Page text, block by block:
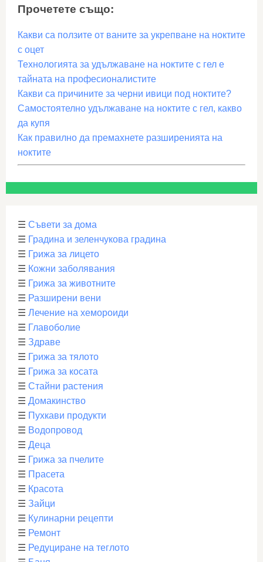
Прочетете също:
Какви са ползите от ваните за укрепване на ноктите
с оцет
Технологията за удължаване на ноктите с гел е
тайната на професионалистите
Какви са причините за черни ивици под ноктите?
Самостоятелно удължаване на ноктите с гел, какво
да купя
Как правилно да премахнете разширенията на
ноктите
☰ Съвети за дома
☰ Градина и зеленчукова градина
☰ Грижа за лицето
☰ Кожни заболявания
☰ Грижа за животните
☰ Разширени вени
☰ Лечение на хемороиди
☰ Главоболие
☰ Здраве
☰ Грижа за тялото
☰ Грижа за косата
☰ Стайни растения
☰ Домакинство
☰ Пухкави продукти
☰ Водопровод
☰ Деца
☰ Грижа за пчелите
☰ Прасета
☰ Красота
☰ Зайци
☰ Кулинарни рецепти
☰ Ремонт
☰ Редуциране на теглото